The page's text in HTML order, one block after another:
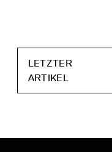
LETZTER
ARTIKEL